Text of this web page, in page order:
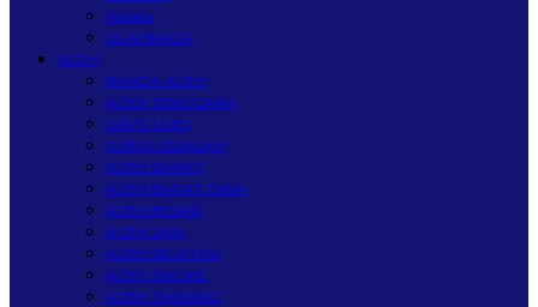
Wisata
OLAHRAGA
ACEH
BANDA ACEH
ACEH TENGGARA
GAYO LUES
SUBULUSSALAM
ACEH BARAT
ACEH BARAT DAYA
ACEH BESAR
ACEH JAYA
ACEH SELATAN
ACEH SINGKIL
ACEH TAMIANG